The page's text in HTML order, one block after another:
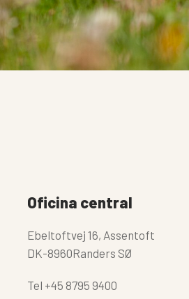
Oficina central
Ebeltoftvej 16, Assentoft
DK-8960Randers SØ
Tel +45 8795 9400